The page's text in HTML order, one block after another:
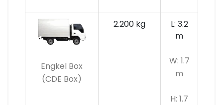
Engkel Box
(CDE Box)
2.200 kg
L: 3.2
m
W: 1.7
m
H: 1.7